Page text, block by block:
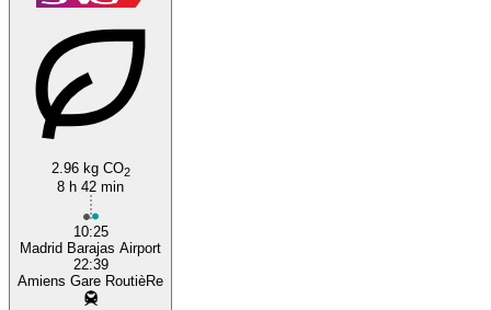
2.96 kg CO2
8 h 42 min
10:25
Madrid Barajas Airport
22:39
Amiens Gare RoutièRe